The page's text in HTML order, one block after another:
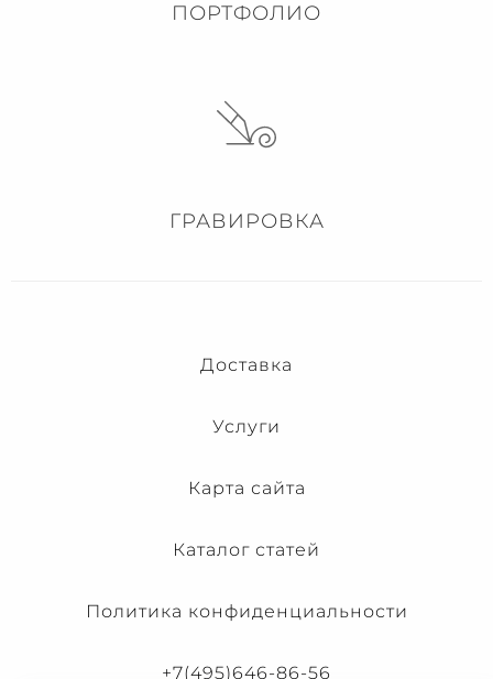
ПОРТФОЛИО
ГРАВИРОВКА
Доставка
Услуги
Карта сайта
Каталог статей
Политика конфиденциальности
+7(495)646-86-56